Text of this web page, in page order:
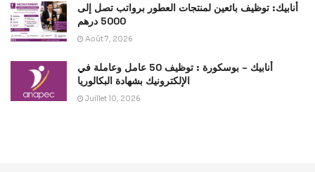
أنابيك: توظيف بائعين لمنتجات العطور برواتب تصل إلى
5000 درهم
Août 7, 2026
أنابيك – بوسكورة : توظيف 50 عامل وعاملة في
الإلكترونيك بشهادة البكالوريا
Juillet 10, 2026